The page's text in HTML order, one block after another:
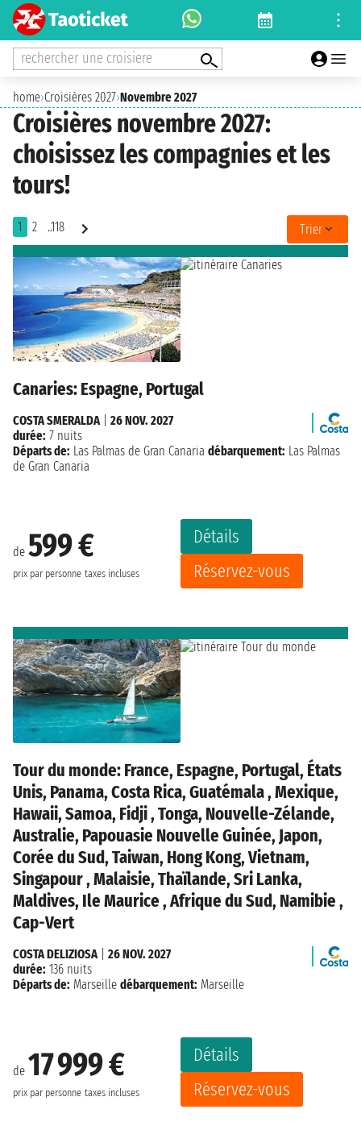
rechercher une croisiere
home›Croisières 2027›Novembre 2027
Croisières novembre 2027:
choisissez les compagnies et les
tours!
1 2 ..118 Trier
Canaries: Espagne, Portugal
de 599 €
prix par personne taxes incluses
Détails
Réservez-vous
COSTA SMERALDA
26 NOV. 2027
durée: 7 nuits
Départs de: Las Palmas de Gran Canaria débarquement: Las Palmas
de Gran Canaria
Tour du monde: France, Espagne, Portugal, États
Unis, Panama, Costa Rica, Guatémala , Mexique,
Hawaii, Samoa, Fidji , Tonga, Nouvelle-Zélande,
Australie, Papouasie Nouvelle Guinée, Japon,
Corée du Sud, Taiwan, Hong Kong, Vietnam,
Singapour , Malaisie, Thaïlande, Sri Lanka,
Maldives, Ile Maurice , Afrique du Sud, Namibie ,
Cap-Vert
de 17 999 €
prix par personne taxes incluses
Détails
Réservez-vous
COSTA DELIZIOSA| 26 NOV. 2027
durée: 136 nuits
Départs de: Marseille débarquement: Marseille